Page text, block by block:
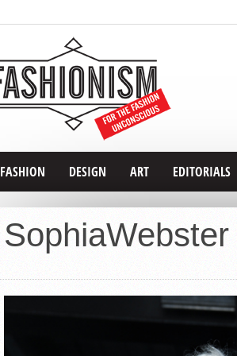
FASHION DESIGN ART EDITORIALS
SophiaWebster